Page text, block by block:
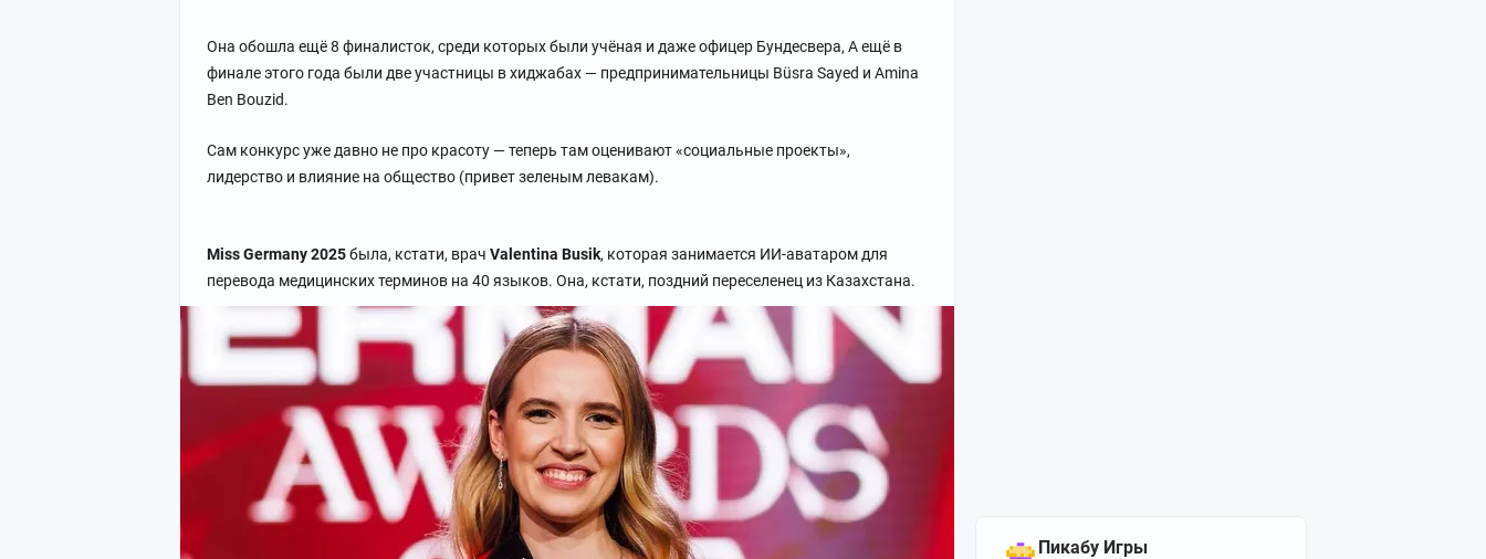
Пикабу Игры
Она обошла ещё 8 финалисток, среди которых были учёная и даже офицер Бундесвера, А ещё в
финале этого года были две участницы в хиджабах — предпринимательницы Büsra Sayed и Amina
Ben Bouzid.
Сам конкурс уже давно не про красоту — теперь там оценивают «социальные проекты»,
лидерство и влияние на общество (привет зеленым левакам).
Miss Germany 2025была, кстати, врач Valentina Busik, которая занимается ИИ-аватаром для
перевода медицинских терминов на 40 языков. Она, кстати, поздний переселенец из Казахстана.